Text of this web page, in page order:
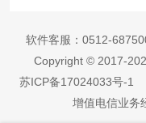
软件客服： 0512-
Copyright © 2017-
苏ICP备17024033号-1
增值电信业务